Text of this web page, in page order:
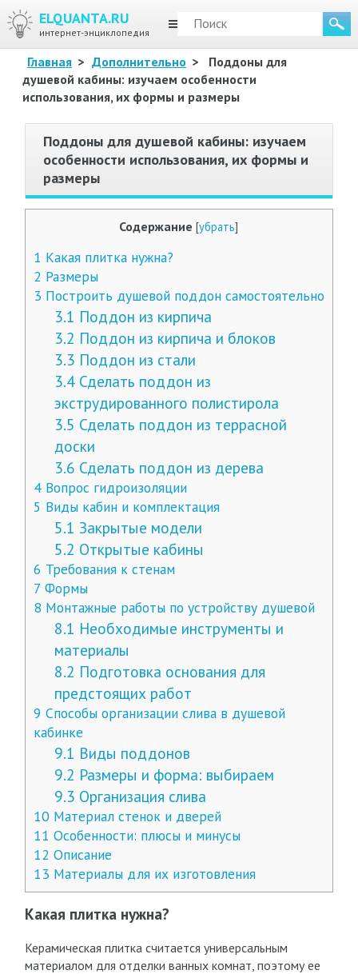
ELQUANTA.RU
интернет-энциклопедия
МЕНЮ
Главная > Дополнительно >
Поддоны для
душевой кабины: изучаем особенности
использования, их формы и размеры
Поддоны для душевой кабины: изучаем
особенности использования, их формы и
размеры
Содержание [убрать]
1 Какая плитка нужна?
2 Размеры
3 Построить душевой поддон самостоятельно
3.1 Поддон из кирпича
3.2 Поддон из кирпича и блоков
3.3 Поддон из стали
3.4 Сделать поддон из
экструдированного полистирола
3.5 Сделать поддон из террасной
доски
3.6 Сделать поддон из дерева
4Вопрос гидроизоляции
5 Виды кабин и комплектация
5.1 Закрытые модели
5.2 Открытые кабины
6 Требования к стенам
7 Формы
8 Монтажные работы по устройству душевой
8.1 Необходимые инструменты и
материалы
8.2 Подготовка основания для
предстоящих работ
9 Способы организации слива в душевой
кабинке
9.1 Виды поддонов
9.2 Размеры и форма: выбираем
9.3 Организация слива
10Материал стенок и дверей
11 Особенности: плюсы и минусы
12 Описание
13 Материалы для их изготовления
Какая плитка нужна?
Керамическая плитка считается универсальным
материалом для отделки ванных комнат, поэтому ее